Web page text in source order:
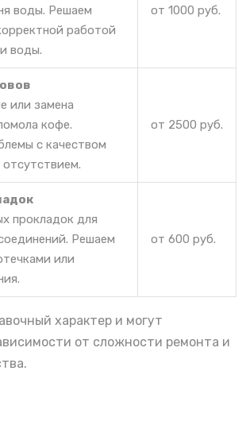
воды. Решаем
работой
воды.
от 1000 руб.
или замена
кофе.
с качеством
от 2500 руб.
прокладок для
Решаем
или
от 600 руб.
характер и могут
от сложности ремонта и